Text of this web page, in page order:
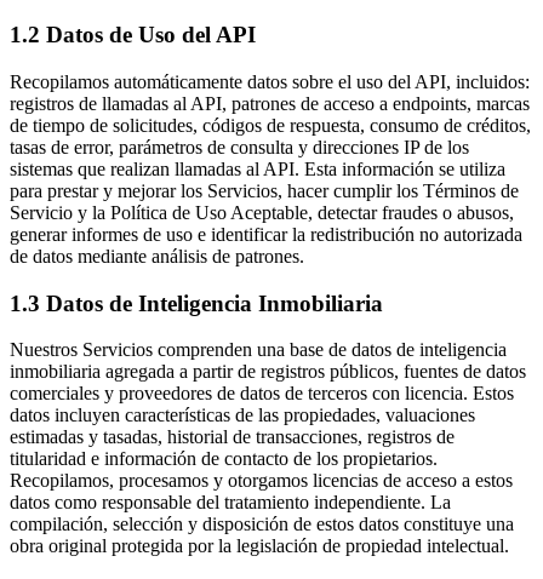
1.2 Datos de Uso del API
Recopilamos automáticamente datos sobre el uso del API, incluidos:
registros de llamadas al API, patrones de acceso a endpoints, marcas
de tiempo de solicitudes, códigos de respuesta, consumo de créditos,
tasas de error, parámetros de consulta y direcciones IP de los
sistemas que realizan llamadas al API. Esta información se utiliza
para prestar y mejorar los Servicios, hacer cumplir los Términos de
Servicio y la Política de Uso Aceptable, detectar fraudes o abusos,
generar informes de uso e identificar la redistribución no autorizada
de datos mediante análisis de patrones.
1.3 Datos de Inteligencia Inmobiliaria
Nuestros Servicios comprenden una base de datos de inteligencia
inmobiliaria agregada a partir de registros públicos, fuentes de datos
comerciales y proveedores de datos de terceros con licencia. Estos
datos incluyen características de las propiedades, valuaciones
estimadas y tasadas, historial de transacciones, registros de
titularidad e información de contacto de los propietarios.
Recopilamos, procesamos y otorgamos licencias de acceso a estos
datos como responsable del tratamiento independiente. La
compilación, selección y disposición de estos datos constituye una
obra original protegida por la legislación de propiedad intelectual.